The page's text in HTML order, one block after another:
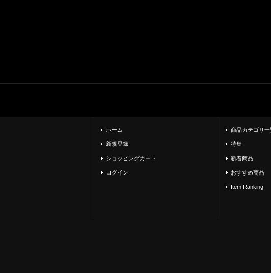
ホーム
新規登録
ショッピングカート
ログイン
商品カテゴリ一
特集
新着商品
おすすめ商品
Item Ranking